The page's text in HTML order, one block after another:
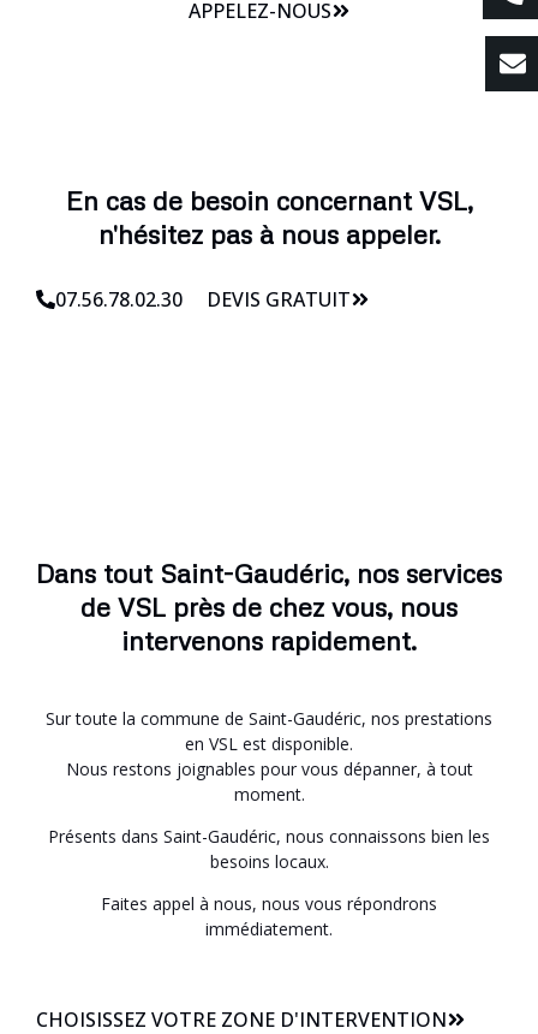
APPELEZ-NOUS
En cas de besoin concernant VSL,
n'hésitez pas à nous appeler.
07.56.78.02.30 DEVIS GRATUIT
Dans tout Saint-Gaudéric, nos services
de VSL près de chez vous, nous
intervenons rapidement.
Sur toute la commune de Saint-Gaudéric, nos prestations
en VSL est disponible.
Nous restons joignables pour vous dépanner, à tout
moment.
Présents dans Saint-Gaudéric, nous connaissons bien les
besoins locaux.
Faites appel à nous, nous vous répondrons
immédiatement.
CHOISISSEZ VOTRE ZONE D'INTERVENTION